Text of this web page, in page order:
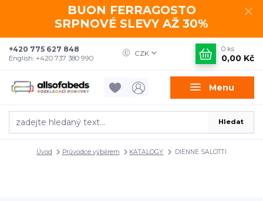
BUON FERRAGOSTO
SRPNOVÉ SLEVY AŽ 30%
Menu
CZK
Hledat
+420 775 627 848
English: +420 737 380 990
0 ks
0,00 Kč
Úvod Průvodce výběrem KATALOGY DIENNE SALOTTI